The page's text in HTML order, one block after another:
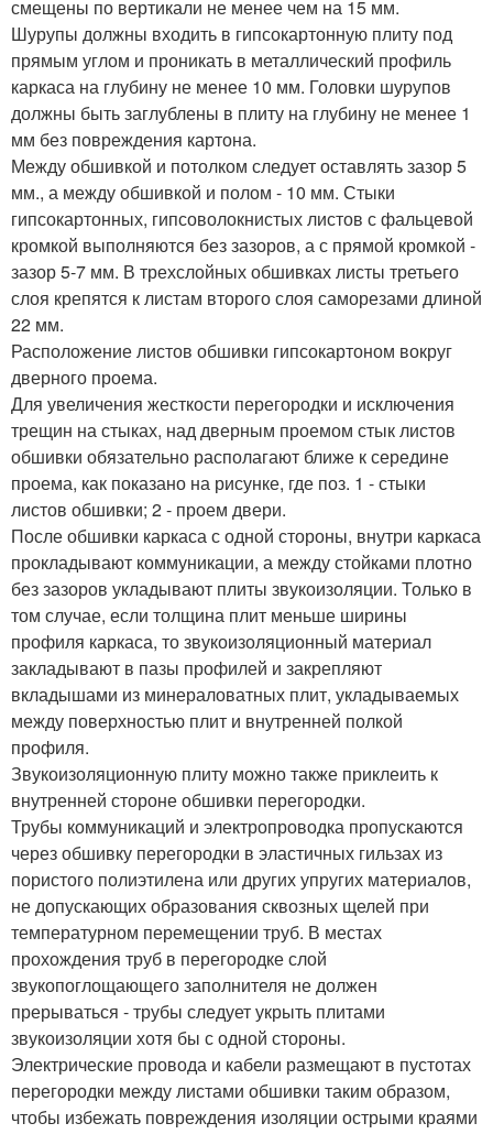
смещены по вертикали не менее чем на 15 мм.
Шурупы должны входить в гипсокартонную плиту под
прямым углом и проникать в металлический профиль
каркаса на глубину не менее 10 мм. Головки шурупов
должны быть заглублены в плиту на глубину не менее 1
мм без повреждения картона.
Между обшивкой и потолком следует оставлять зазор 5
мм., а между обшивкой и полом - 10 мм. Стыки
гипсокартонных, гипсоволокнистых листов с фальцевой
кромкой выполняются без зазоров, а с прямой кромкой -
зазор 5-7 мм. В трехслойных обшивках листы третьего
слоя крепятся к листам второго слоя саморезами длиной
22 мм.
Расположение листов обшивки гипсокартоном вокруг
дверного проема.
Для увеличения жесткости перегородки и исключения
трещин на стыках, над дверным проемом стык листов
обшивки обязательно располагают ближе к середине
проема, как показано на рисунке, где поз. 1 - стыки
листов обшивки; 2 - проем двери.
После обшивки каркаса с одной стороны, внутри каркаса
прокладывают коммуникации, а между стойками плотно
без зазоров укладывают плиты звукоизоляции. Только в
том случае, если толщина плит меньше ширины
профиля каркаса, то звукоизоляционный материал
закладывают в пазы профилей и закрепляют
вкладышами из минераловатных плит, укладываемых
между поверхностью плит и внутренней полкой
профиля.
Звукоизоляционную плиту можно также приклеить к
внутренней стороне обшивки перегородки.
Трубы коммуникаций и электропроводка пропускаются
через обшивку перегородки в эластичных гильзах из
пористого полиэтилена или других упругих материалов,
не допускающих образования сквозных щелей при
температурном перемещении труб. В местах
прохождения труб в перегородке слой
звукопоглощающего заполнителя не должен
прерываться - трубы следует укрыть плитами
звукоизоляции хотя бы с одной стороны.
Электрические провода и кабели размещают в пустотах
перегородки между листами обшивки таким образом,
чтобы избежать повреждения изоляции острыми краями